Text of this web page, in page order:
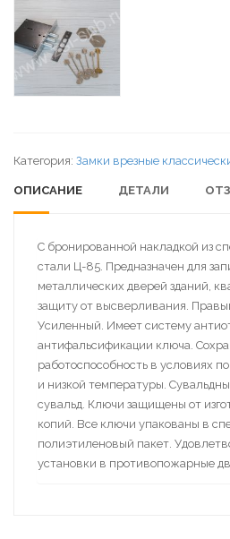
Категория: Замки врезные
ОПИСАНИЕ ДЕТАЛИ
С бронированной накладкой из
стали Ц-85. Предназначен для
металлических дверей зданий,
защиту от высверливания.
Усиленный. Имеет систему
антифальсификации ключа.
работоспособность в условиях
и низкой температуры.
сувальд. Ключи защищены от
копий. Все ключи упакованы в
полиэтиленовый пакет.
установки в противопожарные